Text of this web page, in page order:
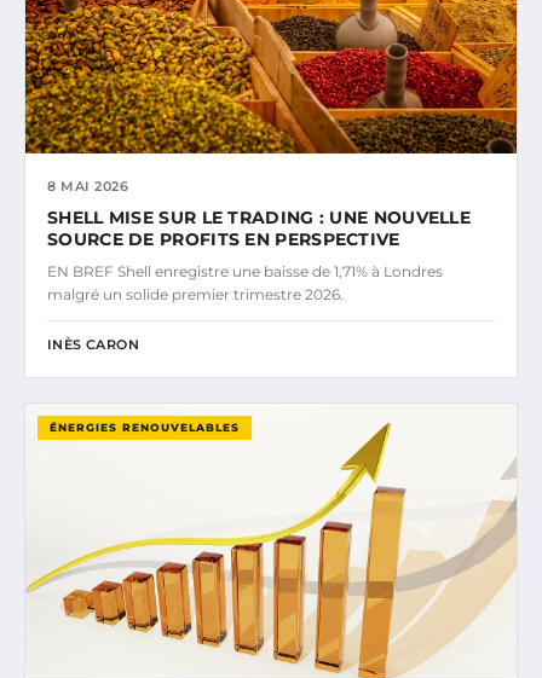
8 MAI 2026
SHELL MISE SUR LE TRADING : UNE NOUVELLE
SOURCE DE PROFITS EN PERSPECTIVE
EN BREF Shell enregistre une baisse de 1,71% à Londres
malgré un solide premier trimestre 2026.
INÈS CARON
ÉNERGIES RENOUVELABLES